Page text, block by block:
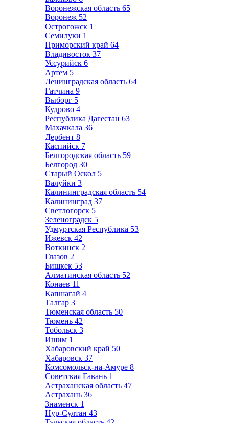
Воронежская область 65
Воронеж 52
Острогожск 1
Семилуки 1
Приморский край 64
Владивосток 37
Уссурийск 6
Артем 5
Ленинградская область 64
Гатчина 9
Выборг 5
Кудрово 4
Республика Дагестан 63
Махачкала 36
Дербент 8
Каспийск 7
Белгородская область 59
Белгород 30
Старый Оскол 5
Валуйки 3
Калининградская область 54
Калининград 37
Светлогорск 5
Зеленоградск 5
Удмуртская Республика 53
Ижевск 42
Воткинск 2
Глазов 2
Бишкек 53
Алматинская область 52
Конаев 11
Капшагай 4
Талгар 3
Тюменская область 50
Тюмень 42
Тобольск 3
Ишим 1
Хабаровский край 50
Хабаровск 37
Комсомольск-на-Амуре 8
Советская Гавань 1
Астраханская область 47
Астрахань 36
Знаменск 1
Нур-Султан 43